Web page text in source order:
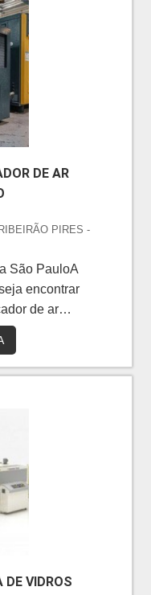
DE AR
PIRES -
São PauloA
encontrar
de ar
no
empresa mais
de secador
empresa
a Arsystem
com sensor
sobre
DE VIDROS